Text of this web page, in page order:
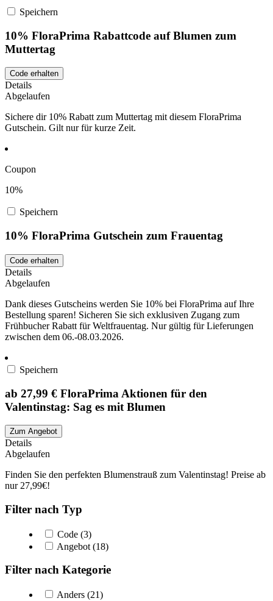
Speichern
10% FloraPrima Rabattcode auf Blumen zum
Muttertag
Code erhalten
Details
Abgelaufen
Sichere dir 10% Rabatt zum Muttertag mit diesem FloraPrima
Gutschein. Gilt nur für kurze Zeit.
Coupon
10%
Speichern
10% FloraPrima Gutschein zum Frauentag
Code erhalten
Details
Abgelaufen
Dank dieses Gutscheins werden Sie 10% bei FloraPrima auf Ihre
Bestellung sparen! Sicheren Sie sich exklusiven Zugang zum
Frühbucher Rabatt für Weltfrauentag. Nur gültig für Lieferungen
zwischen dem 06.-08.03.2026.
Speichern
ab 27,99 € FloraPrima Aktionen für den
Valentinstag: Sag es mit Blumen
Zum Angebot
Details
Abgelaufen
Finden Sie den perfekten Blumenstrauß zum Valentinstag! Preise ab
nur 27,99€!
Filter nach Typ
Code (3)
Angebot (18)
Filter nach Kategorie
Anders (21)